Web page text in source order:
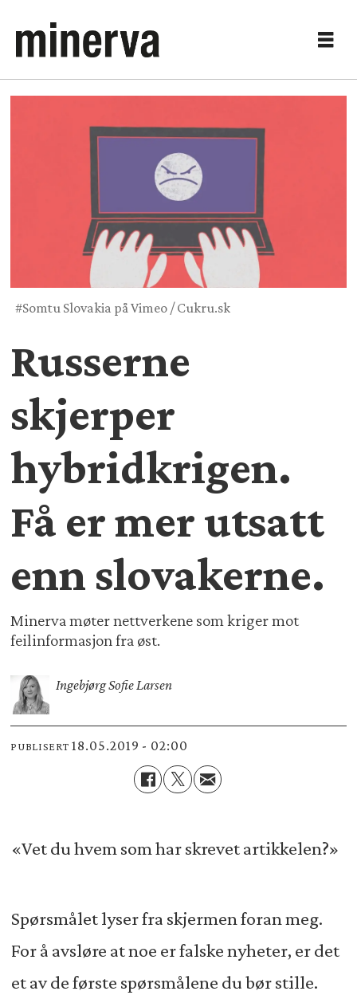
#Somtu Slovakia på Vimeo / Cukru.sk
Russerne
skjerper
hybridkrigen.
Få er mer utsatt
enn slovakerne.
Minerva møter nettverkene som kriger mot
feilinformasjon fra øst.
Ingebjørg Sofie Larsen
PUBLISERT 18.05.2019 - 02:00
«Vet du hvem som har skrevet artikkelen?»
Spørsmålet lyser fra skjermen foran meg.
For å avsløre at noe er falske nyheter, er det
et av de første spørsmålene du bør stille.